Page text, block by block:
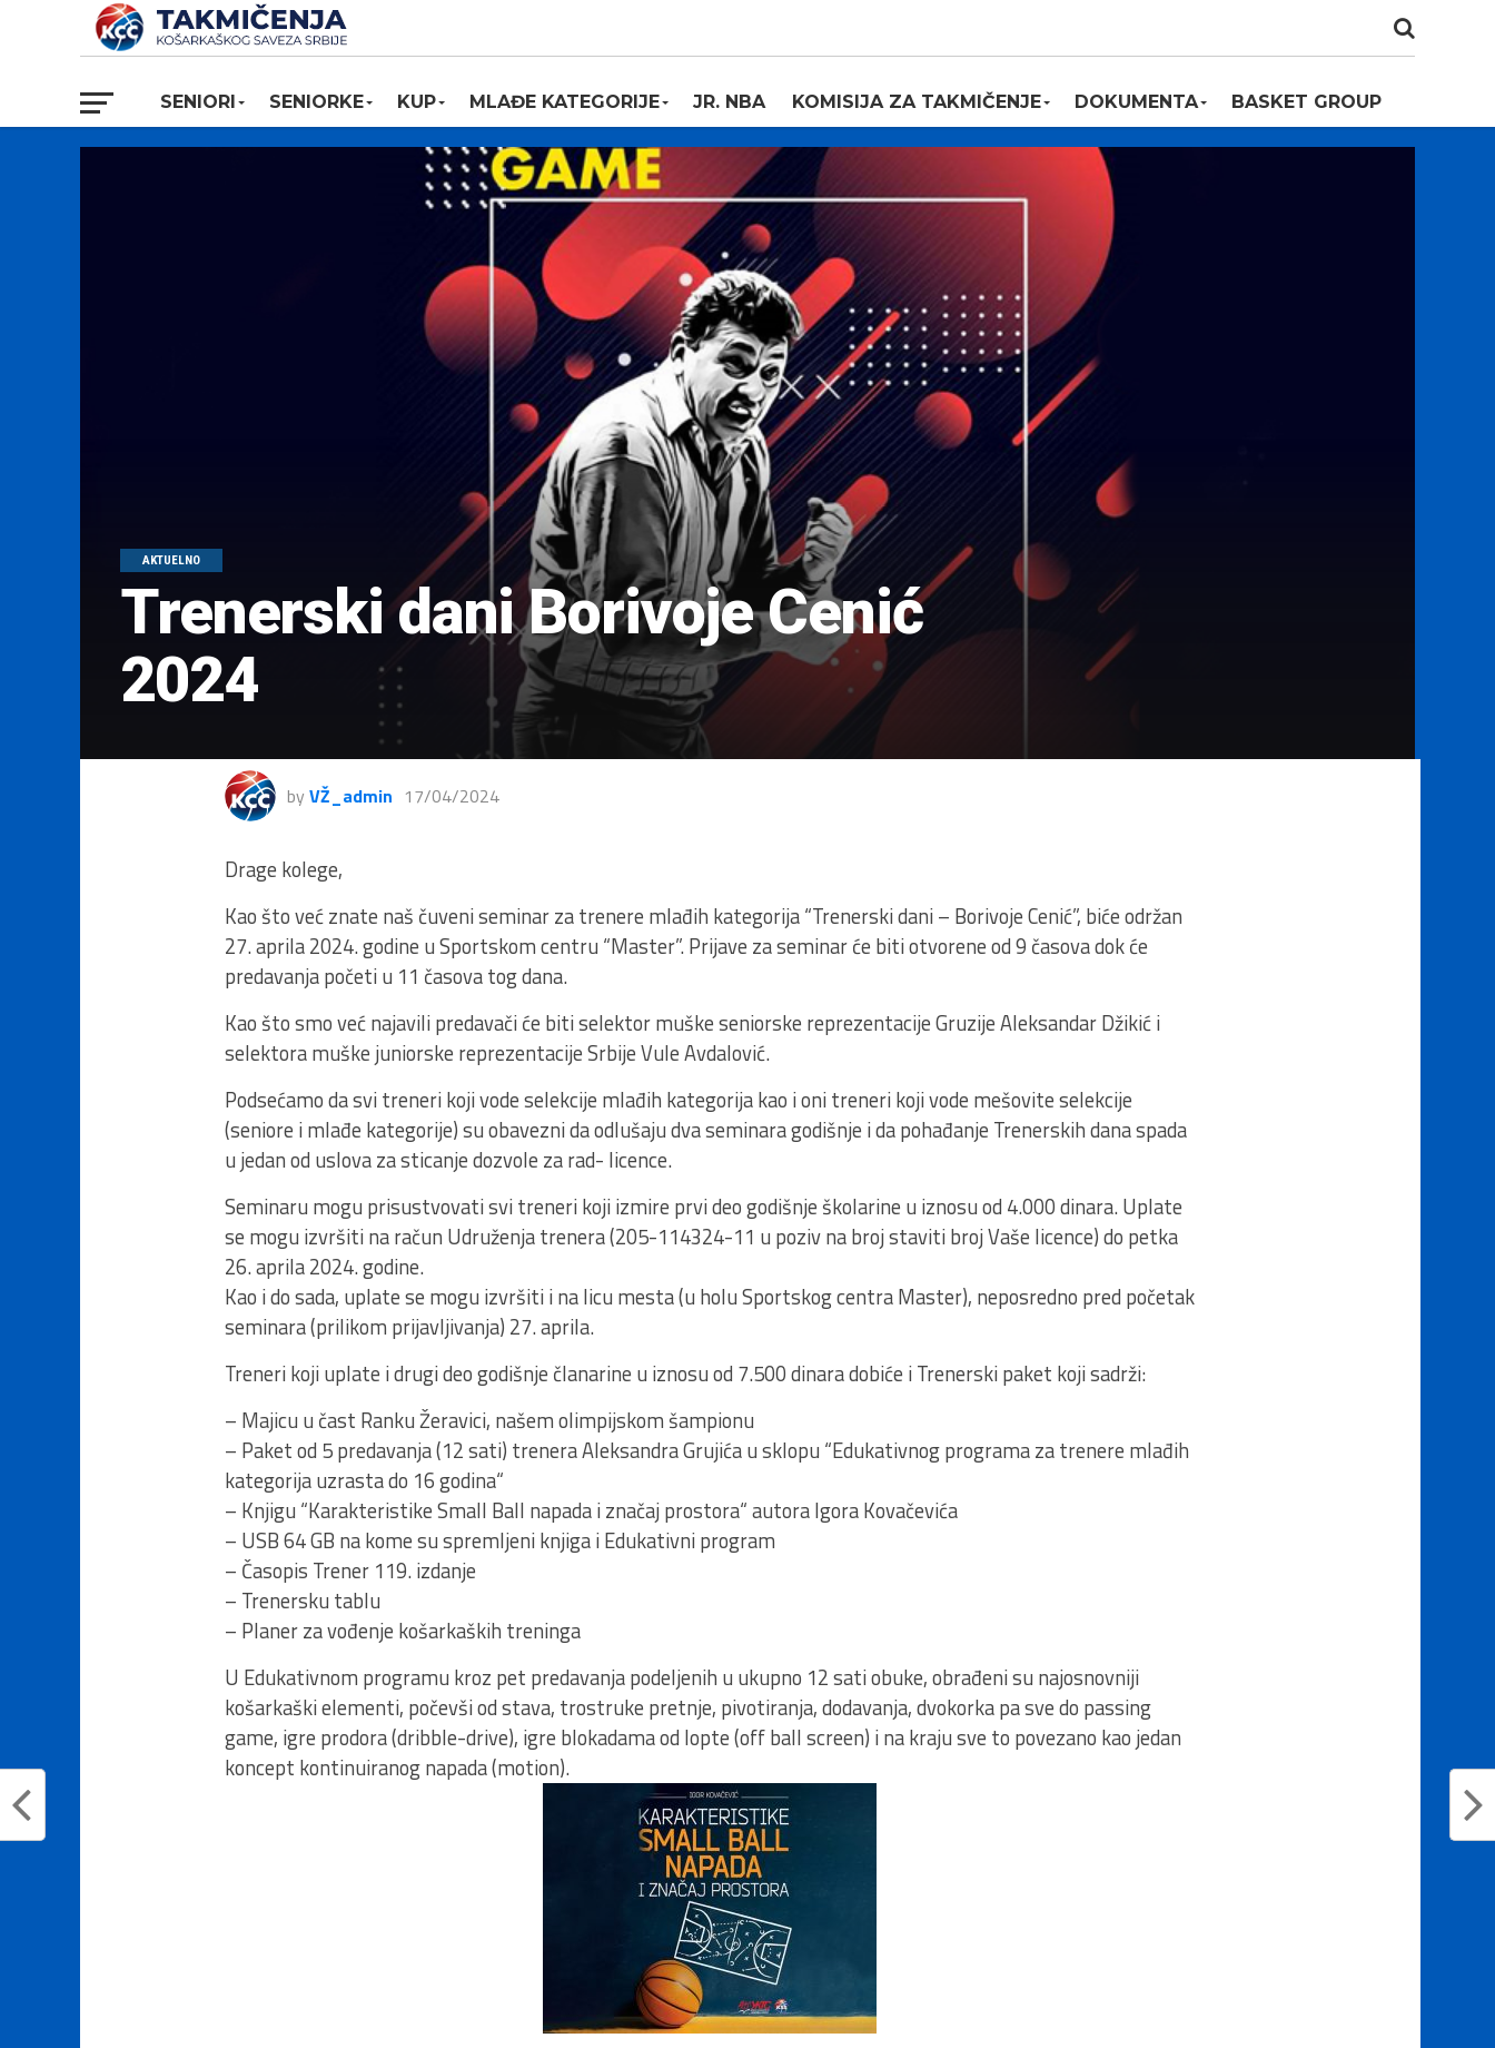
SENIORI SENIORKE KUP MLAĐE KATEGORIJE JR. NBA KOMISIJA ZA TAKMIČENJE DOKUMENTA BASKET GROUP
AKTUELNO
Trenerski dani Borivoje Cenić
2024
by VŽ_admin 17/04/2024
Drage kolege,
Kao što već znate naš čuveni seminar za trenere mlađih kategorija “Trenerski dani – Borivoje Cenić”, biće održan
27. aprila 2024. godine u Sportskom centru “Master”. Prijave za seminar će biti otvorene od 9 časova dok će
predavanja početi u 11 časova tog dana.
Kao što smo već najavili predavači će biti selektor muške seniorske reprezentacije Gruzije Aleksandar Džikić i
selektora muške juniorske reprezentacije Srbije Vule Avdalović.
Podsećamo da svi treneri koji vode selekcije mlađih kategorija kao i oni treneri koji vode mešovite selekcije
(seniore i mlađe kategorije) su obavezni da odlušaju dva seminara godišnje i da pohađanje Trenerskih dana spada
u jedan od uslova za sticanje dozvole za rad- licence.
Seminaru mogu prisustvovati svi treneri koji izmire prvi deo godišnje školarine u iznosu od 4.000 dinara. Uplate
se mogu izvršiti na račun Udruženja trenera (205-114324-11 u poziv na broj staviti broj Vaše licence) do petka
26. aprila 2024. godine.
Kao i do sada, uplate se mogu izvršiti i na licu mesta (u holu Sportskog centra Master), neposredno pred početak
seminara (prilikom prijavljivanja) 27. aprila.
Treneri koji uplate i drugi deo godišnje članarine u iznosu od 7.500 dinara dobiće i Trenerski paket koji sadrži:
– Majicu u čast Ranku Žeravici, našem olimpijskom šampionu
– Paket od 5 predavanja (12 sati) trenera Aleksandra Grujića u sklopu “Edukativnog programa za trenere mlađih
kategorija uzrasta do 16 godina“
– Knjigu “Karakteristike Small Ball napada i značaj prostora“ autora Igora Kovačevića
– USB 64 GB na kome su spremljeni knjiga i Edukativni program
– Časopis Trener 119. izdanje
– Trenersku tablu
– Planer za vođenje košarkaških treninga
U Edukativnom programu kroz pet predavanja podeljenih u ukupno 12 sati obuke, obrađeni su najosnovniji
košarkaški elementi, počevši od stava, trostruke pretnje, pivotiranja, dodavanja, dvokorka pa sve do passing
game, igre prodora (dribble-drive), igre blokadama od lopte (off ball screen) i na kraju sve to povezano kao jedan
koncept kontinuiranog napada (motion).